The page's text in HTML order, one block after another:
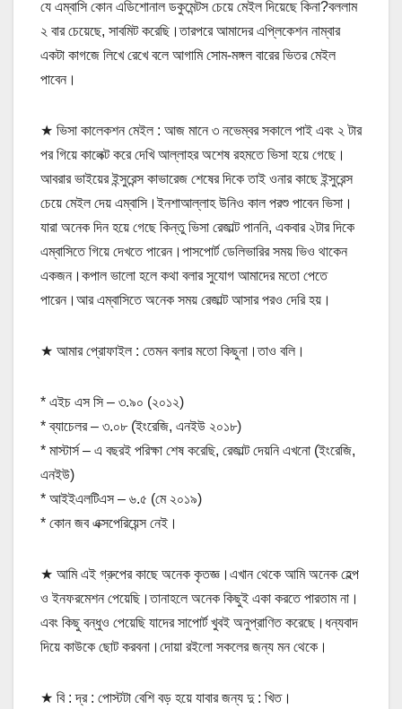
যে এম্বাসি কোন এডিশোনাল ডকুমেন্টস চেয়ে মেইল দিয়েছে কিনা?বললাম
২ বার চেয়েছে, সাবমিট করেছি।তারপরে আমাদের এপ্লিকেশন নাম্বার
একটা কাগজে লিখে রেখে বলে আগামি সোম-মঙ্গল বারের ভিতর মেইল
পাবেন।
★ ভিসা কালেকশন মেইল : আজ মানে ৩ নভেম্বর সকালে পাই এবং ২ টার
পর গিয়ে কালেক্ট করে দেখি আল্লাহর অশেষ রহমতে ভিসা হয়ে গেছে।
আবরার ভাইয়ের ইন্সুরেন্স কাভারেজ শেষের দিকে তাই ওনার কাছে ইন্সুরেন্স
চেয়ে মেইল দেয় এম্বাসি।ইনশাআল্লাহ উনিও কাল পরশু পাবেন ভিসা।
যারা অনেক দিন হয়ে গেছে কিন্তু ভিসা রেজাল্ট পাননি, একবার ২টার দিকে
এম্বাসিতে গিয়ে দেখতে পারেন।পাসপোর্ট ডেলিভারির সময় ভিও থাকেন
একজন।কপাল ভালো হলে কথা বলার সুযোগ আমাদের মতো পেতে
পারেন।আর এম্বাসিতে অনেক সময় রেজাল্ট আসার পরও দেরি হয়।
★ আমার প্রোফাইল : তেমন বলার মতো কিছুনা।তাও বলি।
* এইচ এস সি – ৩.৯০ (২০১২)
* ব্যাচেলর – ৩.০৮ (ইংরেজি, এনইউ ২০১৮)
* মাস্টার্স – এ বছরই পরিক্ষা শেষ করেছি, রেজাল্ট দেয়নি এখনো (ইংরেজি,
এনইউ)
* আইইএলটিএস – ৬.৫ (মে ২০১৯)
* কোন জব এক্সপেরিয়েন্স নেই।
★ আমি এই গ্রুপের কাছে অনেক কৃতজ্ঞ।এখান থেকে আমি অনেক হেল্প
ও ইনফরমেশন পেয়েছি।তানাহলে অনেক কিছুই একা করতে পারতাম না।
এবং কিছু বন্ধুও পেয়েছি যাদের সাপোর্ট খুবই অনুপ্রাণিত করেছে।ধন্যবাদ
দিয়ে কাউকে ছোট করবনা।দোয়া রইলো সকলের জন্য মন থেকে।
★ বি : দ্র : পোস্টটা বেশি বড় হয়ে যাবার জন্য দু : খিত।